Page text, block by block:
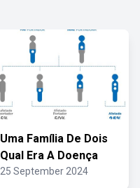
Uma Família De Dois
Qual Era A Doença
25 September 2024